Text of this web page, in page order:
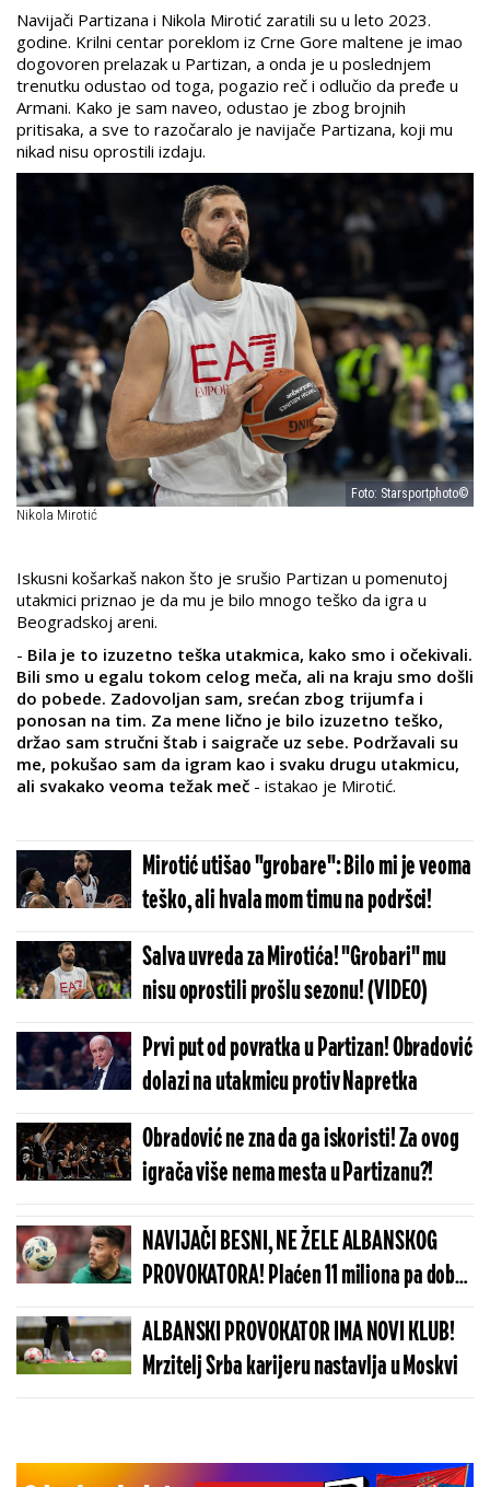
Navijači Partizana i Nikola Mirotić zaratili su u leto 2023.
godine. Krilni centar poreklom iz Crne Gore maltene je imao
dogovoren prelazak u Partizan, a onda je u poslednjem
trenutku odustao od toga, pogazio reč i odlučio da pređe u
Armani. Kako je sam naveo, odustao je zbog brojnih
pritisaka, a sve to razočaralo je navijače Partizana, koji mu
nikad nisu oprostili izdaju.
Foto: Starsportphoto©
Nikola Mirotić
Iskusni košarkaš nakon što je srušio Partizan u pomenutoj
utakmici priznao je da mu je bilo mnogo teško da igra u
Beogradskoj areni.
- Bila je to izuzetno teška utakmica, kako smo i očekivali.
Bili smo u egalu tokom celog meča, ali na kraju smo došli
do pobede. Zadovoljan sam, srećan zbog trijumfa i
ponosan na tim. Za mene lično je bilo izuzetno teško,
držao sam stručni štab i saigrače uz sebe. Podržavali su
me, pokušao sam da igram kao i svaku drugu utakmicu,
ali svakako veoma težak meč - istakao je Mirotić.
Mirotić utišao "grobare": Bilo mi je veoma
teško, ali hvala mom timu na podršci!
Salva uvreda za Mirotića! "Grobari" mu
nisu oprostili prošlu sezonu! (VIDEO)
Prvi put od povratka u Partizan! Obradović
dolazi na utakmicu protiv Napretka
Obradović ne zna da ga iskoristi! Za ovog
igrača više nema mesta u Partizanu?!
NAVIJAČI BESNI, NE ŽELE ALBANSKOG
PROVOKATORA! Plaćen 11 miliona pa dobio
brutalnu poruku
ALBANSKI PROVOKATOR IMA NOVI KLUB!
Mrzitelj Srba karijeru nastavlja u Moskvi